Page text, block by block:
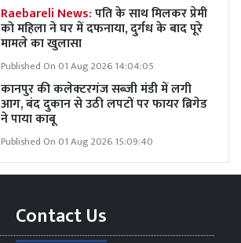
Raebareli News:पति के साथ मिलकर प्रेमी
को महिला ने घर में दफनाया, दुर्गध के बाद पूरे
मामले का खुलासा
Published On 01 Aug 2026 14:04:05
कानपुर की कलेक्टरगंज सब्जी मंडी में लगी
आग, बंद दुकान से उठी लपटों पर फायर ब्रिगेड
ने पाया काबू
Published On 01 Aug 2026 15:09:40
Contact Us